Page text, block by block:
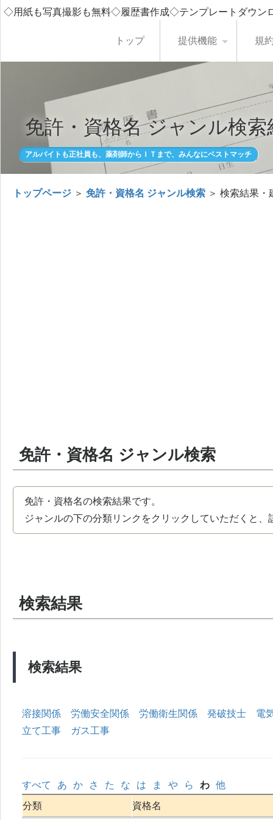
◇用紙も写真撮影も無料◇履歴書作成◇テンプレートダウ
トップ 提供機能 規
免許・資格名 ジャンル検索
アルバイトも正社員も、薬剤師からＩＴまで、みんなにベストマッチ
トップページ ＞ 免許・資格名 ジャンル検索 ＞ 検索結果・
免許・資格名 ジャンル検索
免許・資格名の検索結果です。
ジャンルの下の分類リンクをクリックしていただくと
検索結果
検索結果
溶接関係 労働安全関係 労働衛生関係 発破技士
電
立て工事
ガス工事
すべて あ か さ た な は ま や ら わ 他
分類
資格名